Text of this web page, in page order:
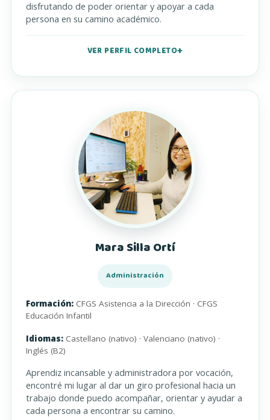
disfrutando de poder orientar y apoyar a cada
persona en su camino académico.
VER PERFIL COMPLETO
Mara Silla Ortí
Administración
Formación: CFGS Asistencia a la Dirección · CFGS
Educación Infantil
Idiomas: Castellano (nativo) · Valenciano (nativo) ·
Inglés (B2)
Aprendiz incansable y administradora por vocación,
encontré mi lugar al dar un giro profesional hacia un
trabajo donde puedo acompañar, orientar y ayudar a
cada persona a encontrar su camino.